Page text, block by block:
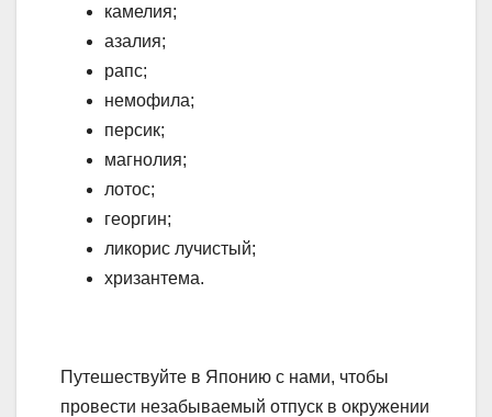
камелия;
азалия;
рапс;
немофила;
персик;
магнолия;
лотос;
георгин;
ликорис лучистый;
хризантема.
Путешествуйте в Японию с нами, чтобы
провести незабываемый отпуск в окружении